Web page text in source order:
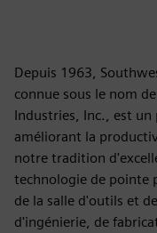
Depuis 1963,
connue sous le nom
Industries, Inc., est
améliorant la
notre tradition
technologie de pointe
de la salle d'outils et
d'ingénierie, de